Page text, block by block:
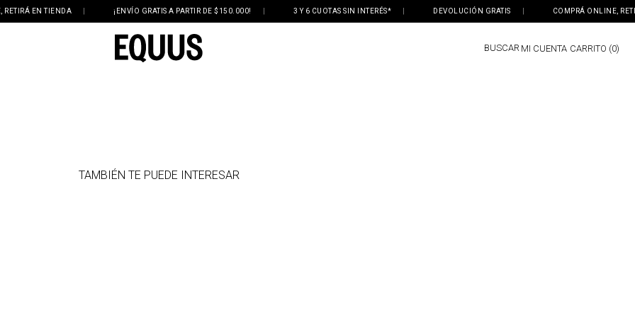
EN TIENDA | ¡ENVÍO GRATIS A PARTIR DE $150.000! 3 Y 6 CUOTAS SIN INTERÉS* | DEVOLUCIÓN GRATIS | COMPRÁ ONLINE, RETIRÁ EN
BUSCAR MI CUENTA 0
TAMBIÉN TE PUEDE INTERESAR